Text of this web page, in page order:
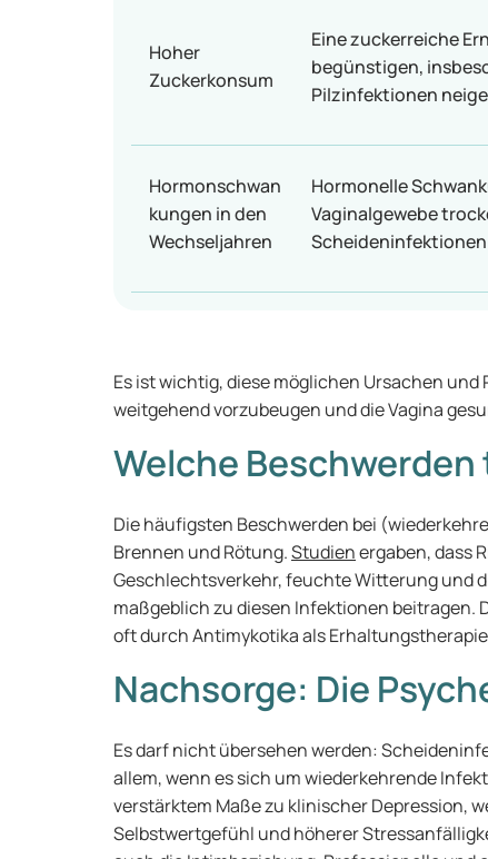
Hoher
Zuckerkonsum
Eine zuckerreiche
begünstigen,
Pilzinfektionen
Hormonschwan
kungen in den
Wechseljahren
Hormonelle
Vaginalgewebe
Es ist wichtig, diese möglichen Ursachen
weitgehend vorzubeugen und die Vagina
Welche
Die häufigsten Beschwerden bei
Brennen und Rötung.Studienergaben, dass
Geschlechtsverkehr, feuchte Witterung und
maßgeblich zu diesen Infektionen beitragen.
oft durch Antimykotika als
Nachsorge: Die
Es darf nicht übersehen werden:
allem, wenn es sich um wiederkehrende
verstärktem Maße zu klinischer Depression,
Selbstwertgefühl und höherer